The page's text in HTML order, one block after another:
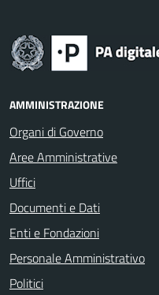
AMMINISTRAZIONE
Organi di Governo
Aree Amministrative
Uffici
Documenti e Dati
Enti e Fondazioni
Personale Amministrativo
Politici